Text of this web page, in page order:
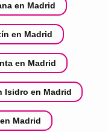
en Madrid
en Madrid
en Madrid
Isidro en Madrid
Madrid